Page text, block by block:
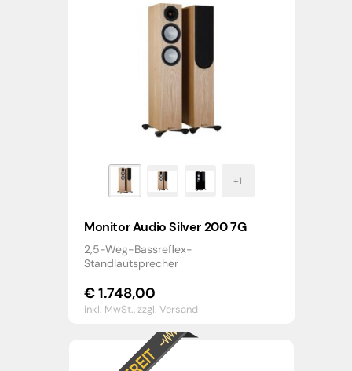
Monitor Audio Silver 200 7G
2,5-Weg-Bassreflex-
Standlautsprecher
€1.748,00
inkl. MwSt.,zzgl. Versand